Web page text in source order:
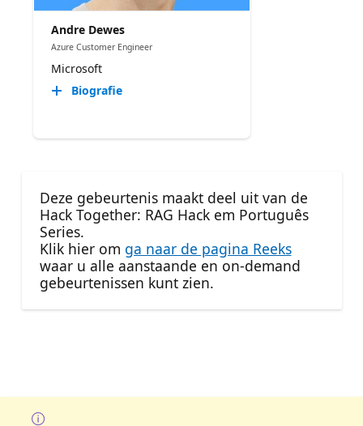
Andre Dewes
Azure Customer Engineer
Microsoft
Biografie
Deze gebeurtenis maakt deel uit van de
Hack Together: RAG Hack em Português
Series.
Klik hier om ga naar de pagina Reeks
waar u alle aanstaande en on-demand
gebeurtenissen kunt zien.